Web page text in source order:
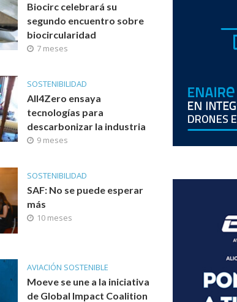
Biocirc celebrará su
segundo encuentro sobre
biocircularidad
7 meses
SOSTENIBILIDAD
All4Zero ensaya
tecnologías para
descarbonizar la industria
9 meses
SOSTENIBILIDAD
SAF: No se puede esperar
más
10 meses
AVIACIÓN SOSTENIBLE
Moeve se une a la iniciativa
de Global Impact Coalition